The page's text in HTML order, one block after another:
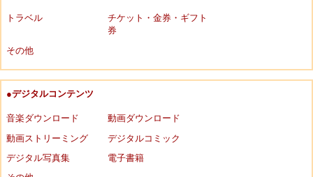
トラベル
チケット・金券・ギフト
券
その他
●デジタルコンテンツ
音楽ダウンロード
動画ダウンロード
動画ストリーミング
デジタルコミック
デジタル写真集
電子書籍